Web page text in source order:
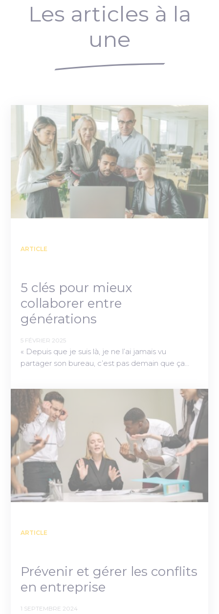
Les articles à la
une
ARTICLE
5 clés pour mieux
collaborer entre
générations
5 FÉVRIER 2025
« Depuis que je suis là, je ne l’ai jamais vu
partager son bureau, c’est pas demain que ça…
ARTICLE
Prévenir et gérer les conflits
en entreprise
1 SEPTEMBRE 2024